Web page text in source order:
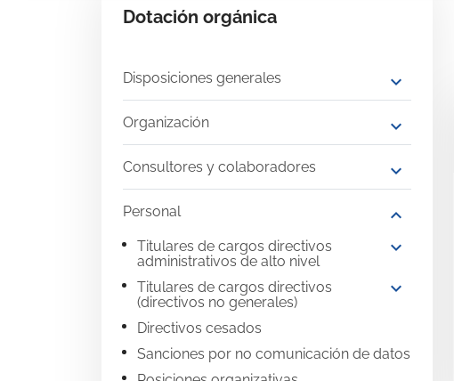
Dotación orgánica
Disposiciones generales expand_more
Organización expand_more
Consultores y colaboradores expand_more
Personal expand_more
Titulares de cargos directivos
administrativos de alto nivel
expand_more
Titulares de cargos directivos
(directivos no generales)
expand_more
Directivos cesados
Sanciones por no comunicación de datos